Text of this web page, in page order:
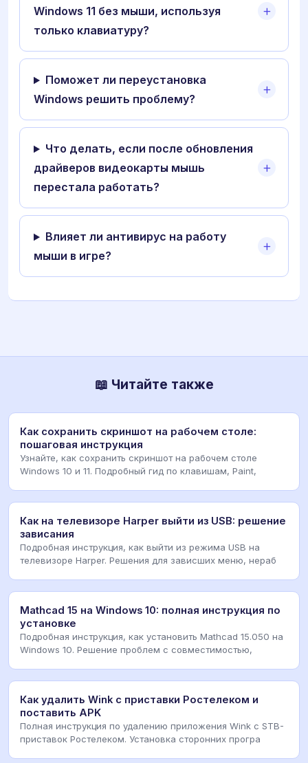
Windows 11 без мыши, используя
только клавиатуру?
Поможет ли переустановка
Windows решить проблему?
Что делать, если после обновления
драйверов видеокарты мышь
перестала работать?
Влияет ли антивирус на работу
мыши в игре?
📖 Читайте также
Как сохранить скриншот на рабочем столе:
пошаговая инструкция
Узнайте, как сохранить скриншот на рабочем столе
Windows 10 и 11. Подробный гид по клавишам, Paint,
Как на телевизоре Harper выйти из USB: решение
зависания
Подробная инструкция, как выйти из режима USB на
телевизоре Harper. Решения для зависших меню, нераб
Mathcad 15 на Windows 10: полная инструкция по
установке
Подробная инструкция, как установить Mathcad 15.050 на
Windows 10. Решение проблем с совместимостью,
Как удалить Wink с приставки Ростелеком и
поставить APK
Полная инструкция по удалению приложения Wink с STB-
приставок Ростелеком. Установка сторонних програ